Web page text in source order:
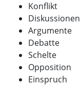
Konflikt
Diskussionen
Argumente
Debatte
Schelte
Opposition
Einspruch